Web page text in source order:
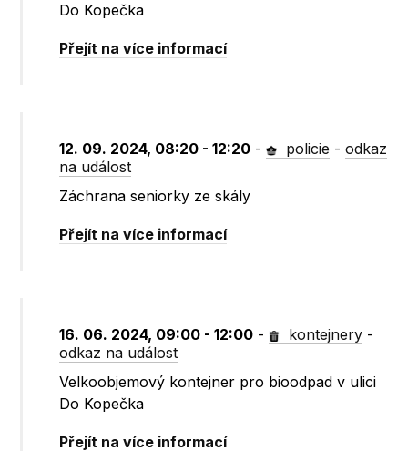
Do Kopečka
Přejít na více informací
12. 09. 2024, 08:20 - 12:20 - policie -odkaz
na událost
Záchrana seniorky ze skály
Přejít na více informací
16. 06. 2024, 09:00 - 12:00 - kontejnery -
odkaz na událost
Velkoobjemový kontejner pro bioodpad v ulici
Do Kopečka
Přejít na více informací